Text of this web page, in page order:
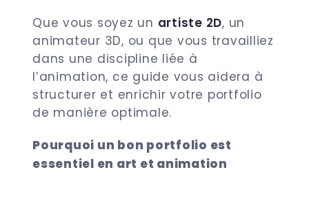
Que vous soyez un artiste 2D, un
animateur 3D, ou que vous travailliez
dans une discipline liée à
l’animation, ce guide vous aidera à
structurer et enrichir votre portfolio
de manière optimale.
Pourquoi un bon portfolio est
essentiel en art et animation